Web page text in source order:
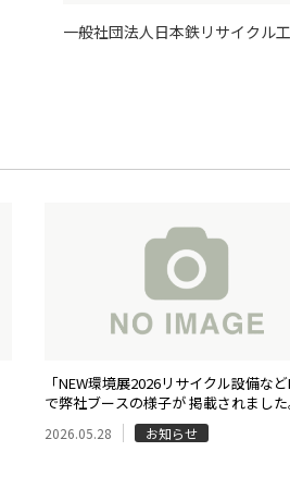
一般社団法人日本鉄リサイクル
「NEW環境展2026リサイクル設備など
で弊社ブースの様子が 掲載されました
2026.05.28 お知らせ